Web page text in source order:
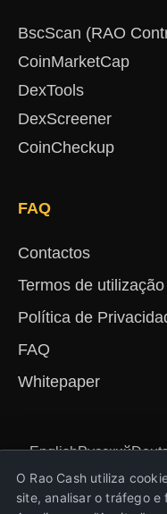
BscScan (RAO
CoinMarketCap
DexTools
DexScreener
CoinCheckup
FAQ
Contactos
Termos de utilização
Política de
FAQ
Whitepaper
EnglishРусский
Türkçe
O Rao Cash utiliza
site, analisar o tráfego